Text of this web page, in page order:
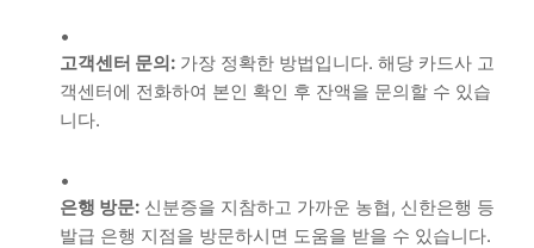
고객센터 문의: 가장 정확한 방법입니다. 해당 카드사 고
객센터에 전화하여 본인 확인 후 잔액을 문의할 수 있습
니다.
은행 방문: 신분증을 지참하고 가까운 농협, 신한은행 등
발급 은행 지점을 방문하시면 도움을 받을 수 있습니다.